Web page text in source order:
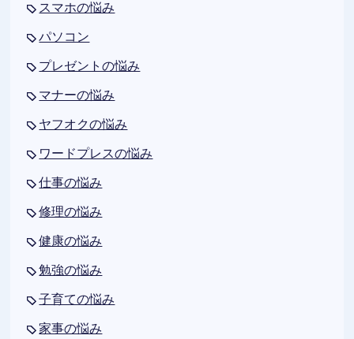
スマホの悩み
パソコン
プレゼントの悩み
マナーの悩み
ヤフオクの悩み
ワードプレスの悩み
仕事の悩み
修理の悩み
健康の悩み
勉強の悩み
子育ての悩み
家事の悩み